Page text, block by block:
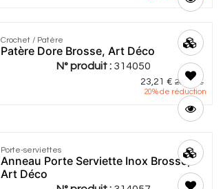
Crochet / Patère
Patère Dore Brosse, Art Déco
N° produit : 314050
23,21 € 29,00 €
20% de réduction
Porte-serviettes
Anneau Porte Serviette Inox Brosse,
Art Déco